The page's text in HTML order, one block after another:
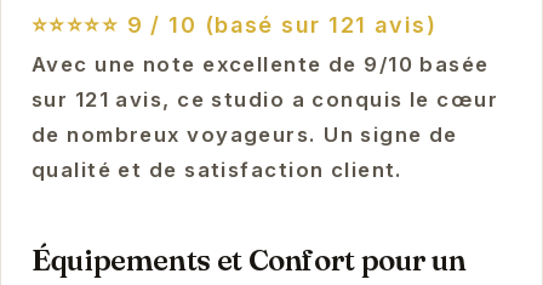
⭐⭐⭐⭐⭐ 9 / 10 (basé sur 121 avis)
Avec une note excellente de 9/10 basée
sur 121 avis, ce studio a conquis le cœur
de nombreux voyageurs. Un signe de
qualité et de satisfaction client.
Équipements et Confort pour un